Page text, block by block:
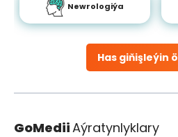
Has giňişleýin
Newrologiýa
GoMediiAýratynlyklary